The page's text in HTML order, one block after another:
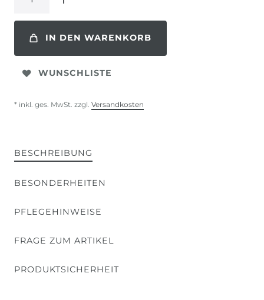
IN DEN WARENKORB
WUNSCHLISTE
* inkl. ges. MwSt. zzgl. Versandkosten
BESCHREIBUNG
BESONDERHEITEN
PFLEGEHINWEISE
FRAGE ZUM ARTIKEL
PRODUKTSICHERHEIT